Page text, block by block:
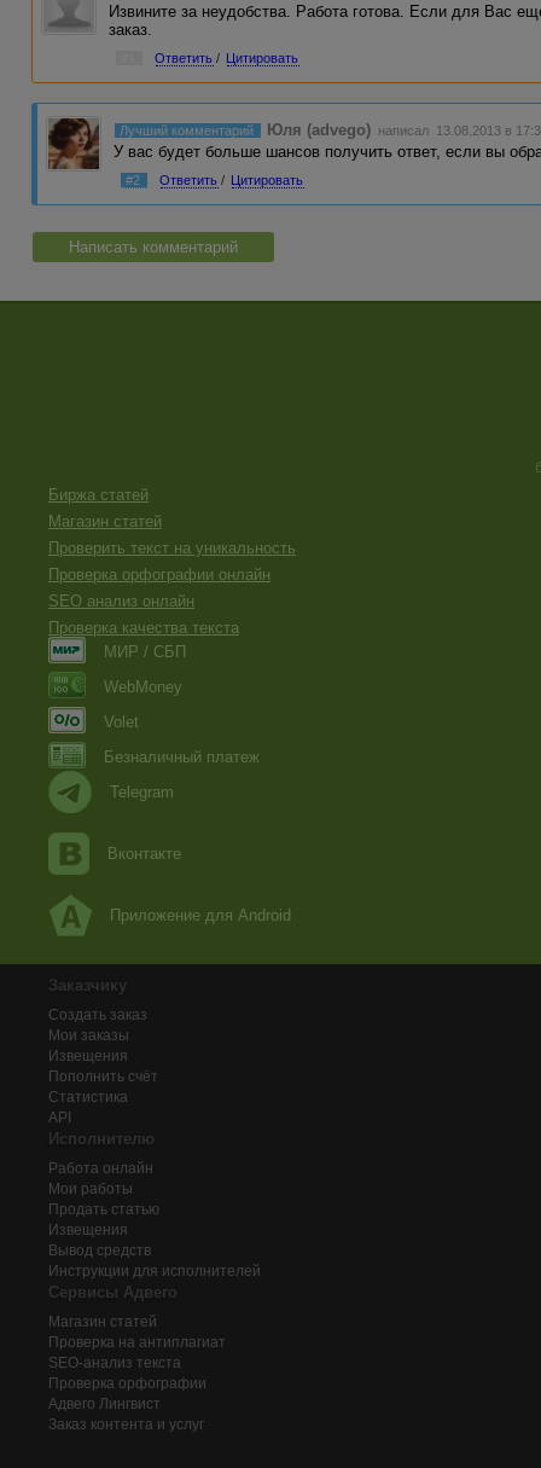
Извините за неудобства. Работа готова. Если для Вас
заказ.
Ответить / Цитировать
Лучший комментарий Юля (advego) написал 13.08.2013 в
У вас будет больше шансов получить ответ, если вы
#2 Ответить / Цитировать
Написать комментарий
Биржа статей
Магазин статей
Проверить текст на уникальность
Проверка орфографии онлайн
SEO анализ онлайн
Проверка качества текста
МИР / СБП
WebMoney
Volet
Безналичный платеж
Telegram
Вконтакте
Приложение для Android
Заказчику
Создать заказ
Мои заказы
Извещения
Пополнить счёт
Статистика
API
Исполнителю
Работа онлайн
Мои работы
Продать статью
Извещения
Вывод средств
Инструкции для исполнителей
Сервисы Адвего
Магазин статей
Проверка на антиплагиат
SEO-анализ текста
Проверка орфографии
Адвего Лингвист
Заказ контента и услуг